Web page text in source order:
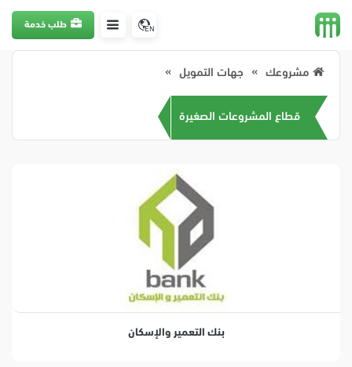
EN طلب خدمة
مشروعك جهات التمويل
قطاع المشروعات الصغيرة
بنك التعمير والإسكان